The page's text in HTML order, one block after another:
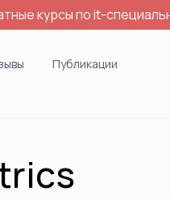
курсы по it-
Публикации